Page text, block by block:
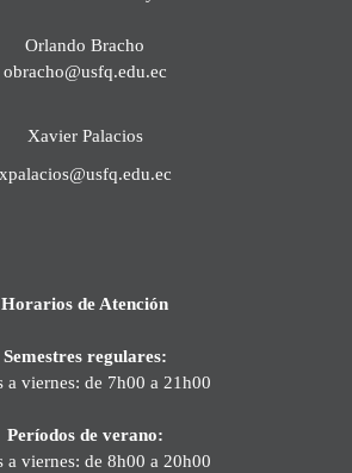
Orlando Bracho
obracho@usfq.edu.ec
Xavier Palacios
xpalacios@usfq.edu.ec
Horarios de Atención
Semestres regulares:
a viernes: de 7h00 a 21h00
Períodos de verano:
a viernes: de 8h00 a 20h00